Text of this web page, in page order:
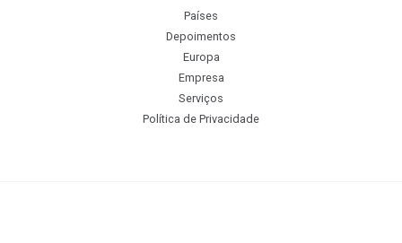
Países
Depoimentos
Europa
Empresa
Serviços
Política de Privacidade